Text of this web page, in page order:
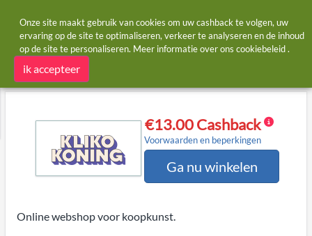
Startpagina Winkels klikokoning.nl
klikokoning.nl cashback
€13.00 Cashback
Voorwaarden en beperkingen
Ga nu winkelen
Online webshop voor koopkunst.
Onze site maakt gebruik van cookies om uw cashback te volgen, uw
ervaring op de site te optimaliseren, verkeer te analyseren en de inhoud
op de site te personaliseren. Meer informatie over ons cookiebeleid.
ik accepteer